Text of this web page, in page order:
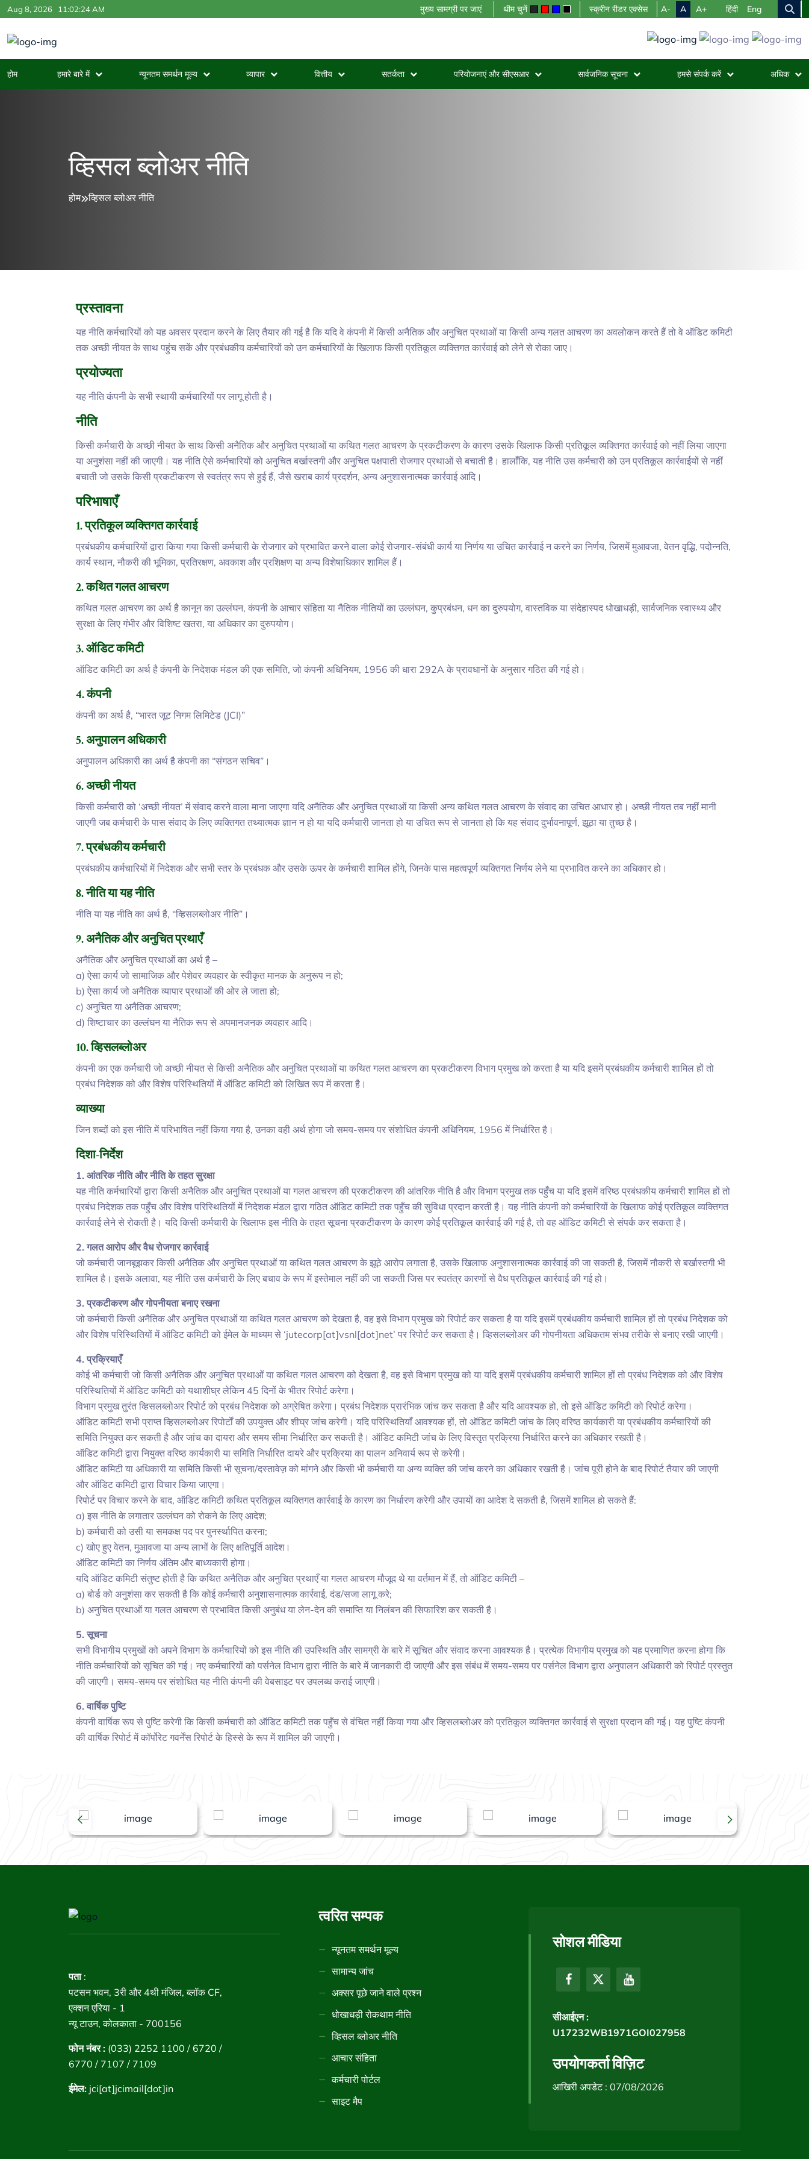
Aug 8, 2026 11:02:25 AM मुख्य सामग्री पर जाएं थीम चुनें स्क्रीन रीडर एक्सेस A- A A+ हिंदी Eng
होम हमारे बारे में न्यूनतम समर्थन मूल्य व्यापार वित्तीय सतर्कता परियोजनाएं और सीएसआर सार्वजनिक सूचना हमसे संपर्क करें अधिक
व्हिसल ब्लोअर नीति
होम व्हिसल ब्लोअर नीति
प्रस्तावना
यह नीति कर्मचारियों को यह अवसर प्रदान करने के लिए तैयार की गई है कि यदि वे कंपनी में किसी अनैतिक और अनुचित प्रथाओं या किसी अन्य गलत आचरण का अवलोकन करते हैं तो वे ऑडिट कमिटी
तक अच्छी नीयत के साथ पहुंच सकें और प्रबंधकीय कर्मचारियों को उन कर्मचारियों के खिलाफ किसी प्रतिकूल व्यक्तिगत कार्रवाई को लेने से रोका जाए।
प्रयोज्यता
यह नीति कंपनी के सभी स्थायी कर्मचारियों पर लागू होती है।
नीति
किसी कर्मचारी के अच्छी नीयत के साथ किसी अनैतिक और अनुचित प्रथाओं या कथित गलत आचरण के प्रकटीकरण के कारण उसके खिलाफ किसी प्रतिकूल व्यक्तिगत कार्रवाई को नहीं लिया जाएगा
या अनुशंसा नहीं की जाएगी। यह नीति ऐसे कर्मचारियों को अनुचित बर्खास्तगी और अनुचित पक्षपाती रोजगार प्रथाओं से बचाती है। हालाँकि, यह नीति उस कर्मचारी को उन प्रतिकूल कार्रवाईयों से नहीं
बचाती जो उसके किसी प्रकटीकरण से स्वतंत्र रूप से हुई हैं, जैसे खराब कार्य प्रदर्शन, अन्य अनुशासनात्मक कार्रवाई आदि।
परिभाषाएँ
1. प्रतिकूल व्यक्तिगत कार्रवाई
प्रबंधकीय कर्मचारियों द्वारा किया गया किसी कर्मचारी के रोजगार को प्रभावित करने वाला कोई रोजगार-संबंधी कार्य या निर्णय या उचित कार्रवाई न करने का निर्णय, जिसमें मुआवजा, वेतन वृद्धि, पदोन्नति,
कार्य स्थान, नौकरी की भूमिका, प्रतिरक्षण, अवकाश और प्रशिक्षण या अन्य विशेषाधिकार शामिल हैं।
2. कथित गलत आचरण
कथित गलत आचरण का अर्थ है कानून का उल्लंघन, कंपनी के आचार संहिता या नैतिक नीतियों का उल्लंघन, कुप्रबंधन, धन का दुरुपयोग, वास्तविक या संदेहास्पद धोखाधड़ी, सार्वजनिक स्वास्थ्य और
सुरक्षा के लिए गंभीर और विशिष्ट खतरा, या अधिकार का दुरुपयोग।
3. ऑडिट कमिटी
ऑडिट कमिटी का अर्थ है कंपनी के निदेशक मंडल की एक समिति, जो कंपनी अधिनियम, 1956 की धारा 292A के प्रावधानों के अनुसार गठित की गई हो।
4. कंपनी
कंपनी का अर्थ है, “भारत जूट निगम लिमिटेड (JCI)”
5. अनुपालन अधिकारी
अनुपालन अधिकारी का अर्थ है कंपनी का “संगठन सचिव”।
6. अच्छी नीयत
किसी कर्मचारी को ‘अच्छी नीयत’ में संवाद करने वाला माना जाएगा यदि अनैतिक और अनुचित प्रथाओं या किसी अन्य कथित गलत आचरण के संवाद का उचित आधार हो। अच्छी नीयत तब नहीं मानी
जाएगी जब कर्मचारी के पास संवाद के लिए व्यक्तिगत तथ्यात्मक ज्ञान न हो या यदि कर्मचारी जानता हो या उचित रूप से जानता हो कि यह संवाद दुर्भावनापूर्ण, झूठा या तुच्छ है।
7. प्रबंधकीय कर्मचारी
प्रबंधकीय कर्मचारियों में निदेशक और सभी स्तर के प्रबंधक और उसके ऊपर के कर्मचारी शामिल होंगे, जिनके पास महत्वपूर्ण व्यक्तिगत निर्णय लेने या प्रभावित करने का अधिकार हो।
8. नीति या यह नीति
नीति या यह नीति का अर्थ है, “व्हिसलब्लोअर नीति”।
9. अनैतिक और अनुचित प्रथाएँ
अनैतिक और अनुचित प्रथाओं का अर्थ है –
a) ऐसा कार्य जो सामाजिक और पेशेवर व्यवहार के स्वीकृत मानक के अनुरूप न हो;
b) ऐसा कार्य जो अनैतिक व्यापार प्रथाओं की ओर ले जाता हो;
c) अनुचित या अनैतिक आचरण;
d) शिष्टाचार का उल्लंघन या नैतिक रूप से अपमानजनक व्यवहार आदि।
10. व्हिसलब्लोअर
कंपनी का एक कर्मचारी जो अच्छी नीयत से किसी अनैतिक और अनुचित प्रथाओं या कथित गलत आचरण का प्रकटीकरण विभाग प्रमुख को करता है या यदि इसमें प्रबंधकीय कर्मचारी शामिल हों तो
प्रबंध निदेशक को और विशेष परिस्थितियों में ऑडिट कमिटी को लिखित रूप में करता है।
व्याख्या
जिन शब्दों को इस नीति में परिभाषित नहीं किया गया है, उनका वही अर्थ होगा जो समय-समय पर संशोधित कंपनी अधिनियम, 1956 में निर्धारित है।
दिशा-निर्देश
1. आंतरिक नीति और नीति के तहत सुरक्षा
यह नीति कर्मचारियों द्वारा किसी अनैतिक और अनुचित प्रथाओं या गलत आचरण की प्रकटीकरण की आंतरिक नीति है और विभाग प्रमुख तक पहुँच या यदि इसमें वरिष्ठ प्रबंधकीय कर्मचारी शामिल हों तो
प्रबंध निदेशक तक पहुँच और विशेष परिस्थितियों में निदेशक मंडल द्वारा गठित ऑडिट कमिटी तक पहुँच की सुविधा प्रदान करती है। यह नीति कंपनी को कर्मचारियों के खिलाफ कोई प्रतिकूल व्यक्तिगत
कार्रवाई लेने से रोकती है। यदि किसी कर्मचारी के खिलाफ इस नीति के तहत सूचना प्रकटीकरण के कारण कोई प्रतिकूल कार्रवाई की गई है, तो वह ऑडिट कमिटी से संपर्क कर सकता है।
2. गलत आरोप और वैध रोजगार कार्रवाई
जो कर्मचारी जानबूझकर किसी अनैतिक और अनुचित प्रथाओं या कथित गलत आचरण के झूठे आरोप लगाता है, उसके खिलाफ अनुशासनात्मक कार्रवाई की जा सकती है, जिसमें नौकरी से बर्खास्तगी भी
शामिल है। इसके अलावा, यह नीति उस कर्मचारी के लिए बचाव के रूप में इस्तेमाल नहीं की जा सकती जिस पर स्वतंत्र कारणों से वैध प्रतिकूल कार्रवाई की गई हो।
3. प्रकटीकरण और गोपनीयता बनाए रखना
जो कर्मचारी किसी अनैतिक और अनुचित प्रथाओं या कथित गलत आचरण को देखता है, वह इसे विभाग प्रमुख को रिपोर्ट कर सकता है या यदि इसमें प्रबंधकीय कर्मचारी शामिल हों तो प्रबंध निदेशक को
और विशेष परिस्थितियों में ऑडिट कमिटी को ईमेल के माध्यम से ‘jutecorp[at]vsnl[dot]net’ पर रिपोर्ट कर सकता है। व्हिसलब्लोअर की गोपनीयता अधिकतम संभव तरीके से बनाए रखी जाएगी।
4. प्रक्रियाएँ
कोई भी कर्मचारी जो किसी अनैतिक और अनुचित प्रथाओं या कथित गलत आचरण को देखता है, वह इसे विभाग प्रमुख को या यदि इसमें प्रबंधकीय कर्मचारी शामिल हों तो प्रबंध निदेशक को और विशेष
परिस्थितियों में ऑडिट कमिटी को यथाशीघ्र लेकिन 45 दिनों के भीतर रिपोर्ट करेगा।
विभाग प्रमुख तुरंत व्हिसलब्लोअर रिपोर्ट को प्रबंध निदेशक को अग्रेषित करेगा। प्रबंध निदेशक प्रारंभिक जांच कर सकता है और यदि आवश्यक हो, तो इसे ऑडिट कमिटी को रिपोर्ट करेगा।
ऑडिट कमिटी सभी प्राप्त व्हिसलब्लोअर रिपोर्टों की उपयुक्त और शीघ्र जांच करेगी। यदि परिस्थितियाँ आवश्यक हों, तो ऑडिट कमिटी जांच के लिए वरिष्ठ कार्यकारी या प्रबंधकीय कर्मचारियों की
समिति नियुक्त कर सकती है और जांच का दायरा और समय सीमा निर्धारित कर सकती है। ऑडिट कमिटी जांच के लिए विस्तृत प्रक्रिया निर्धारित करने का अधिकार रखती है।
ऑडिट कमिटी द्वारा नियुक्त वरिष्ठ कार्यकारी या समिति निर्धारित दायरे और प्रक्रिया का पालन अनिवार्य रूप से करेगी।
ऑडिट कमिटी या अधिकारी या समिति किसी भी सूचना/दस्तावेज़ को मांगने और किसी भी कर्मचारी या अन्य व्यक्ति की जांच करने का अधिकार रखती है। जांच पूरी होने के बाद रिपोर्ट तैयार की जाएगी
और ऑडिट कमिटी द्वारा विचार किया जाएगा।
रिपोर्ट पर विचार करने के बाद, ऑडिट कमिटी कथित प्रतिकूल व्यक्तिगत कार्रवाई के कारण का निर्धारण करेगी और उपायों का आदेश दे सकती है, जिसमें शामिल हो सकते हैं:
a) इस नीति के लगातार उल्लंघन को रोकने के लिए आदेश;
b) कर्मचारी को उसी या समकक्ष पद पर पुनर्स्थापित करना;
c) खोए हुए वेतन, मुआवजा या अन्य लाभों के लिए क्षतिपूर्ति आदेश।
ऑडिट कमिटी का निर्णय अंतिम और बाध्यकारी होगा।
यदि ऑडिट कमिटी संतुष्ट होती है कि कथित अनैतिक और अनुचित प्रथाएँ या गलत आचरण मौजूद थे या वर्तमान में हैं, तो ऑडिट कमिटी –
a) बोर्ड को अनुशंसा कर सकती है कि कोई कर्मचारी अनुशासनात्मक कार्रवाई, दंड/सजा लागू करे;
b) अनुचित प्रथाओं या गलत आचरण से प्रभावित किसी अनुबंध या लेन-देन की समाप्ति या निलंबन की सिफारिश कर सकती है।
5. सूचना
सभी विभागीय प्रमुखों को अपने विभाग के कर्मचारियों को इस नीति की उपस्थिति और सामग्री के बारे में सूचित और संवाद करना आवश्यक है। प्रत्येक विभागीय प्रमुख को यह प्रमाणित करना होगा कि
नीति कर्मचारियों को सूचित की गई। नए कर्मचारियों को पर्सनेल विभाग द्वारा नीति के बारे में जानकारी दी जाएगी और इस संबंध में समय-समय पर पर्सनेल विभाग द्वारा अनुपालन अधिकारी को रिपोर्ट प्रस्तुत
की जाएगी। समय-समय पर संशोधित यह नीति कंपनी की वेबसाइट पर उपलब्ध कराई जाएगी।
6. वार्षिक पुष्टि
कंपनी वार्षिक रूप से पुष्टि करेगी कि किसी कर्मचारी को ऑडिट कमिटी तक पहुँच से वंचित नहीं किया गया और व्हिसलब्लोअर को प्रतिकूल व्यक्तिगत कार्रवाई से सुरक्षा प्रदान की गई। यह पुष्टि कंपनी
की वार्षिक रिपोर्ट में कॉर्पोरेट गवर्नेंस रिपोर्ट के हिस्से के रूप में शामिल की जाएगी।
पता:
पटसन भवन, 3री और 4थी मंजिल, ब्लॉक CF,
एक्शन एरिया - 1
न्यू टाउन, कोलकाता - 700156
फोन नंबर : (033) 2252 1100 / 6720 /
6770 / 7107 / 7109
ईमेल: jci[at]jcimail[dot]in
त्वरित सम्पक
न्यूनतम समर्थन मूल्य
सामान्य जांच
अक्सर पूछे जाने वाले प्रश्न
धोखाधड़ी रोकथाम नीति
व्हिसल ब्लोअर नीति
आचार संहिता
कर्मचारी पोर्टल
साइट मैप
सोशल मीडिया
सीआईएन :
U17232WB1971GOI027958
उपयोगकर्ता विज़िट
आखिरी अपडेट : 07/08/2026